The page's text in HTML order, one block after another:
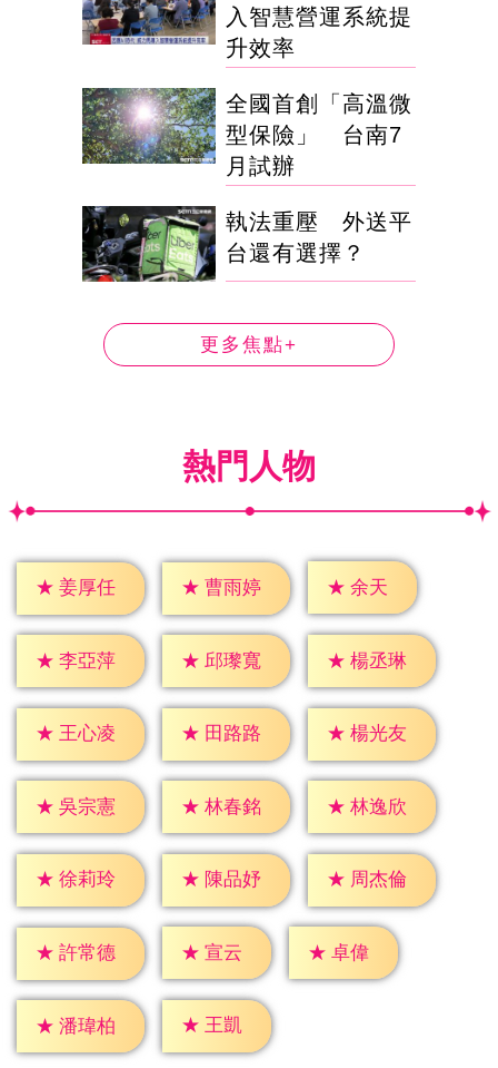
入智慧營運系統提
升效率
全國首創「高溫微
型保險」 台南7
月試辦
執法重壓 外送平
台還有選擇？
更多焦點+
熱門人物
★ 姜厚任 ★ 曹雨婷 ★ 余天
★ 李亞萍 ★ 邱瓈寬 ★ 楊丞琳
★ 王心凌 ★ 田路路 ★ 楊光友
★ 吳宗憲 ★ 林春銘 ★ 林逸欣
★ 徐莉玲 ★ 陳品妤 ★ 周杰倫
★ 許常德 ★ 宣云 ★ 卓偉
★ 潘瑋柏 ★ 王凱